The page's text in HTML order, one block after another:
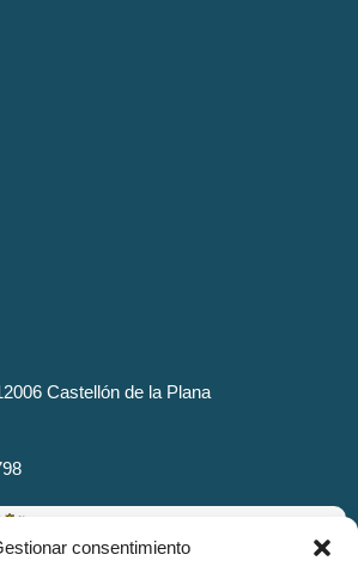
consentimiento
Castellón de la Plana